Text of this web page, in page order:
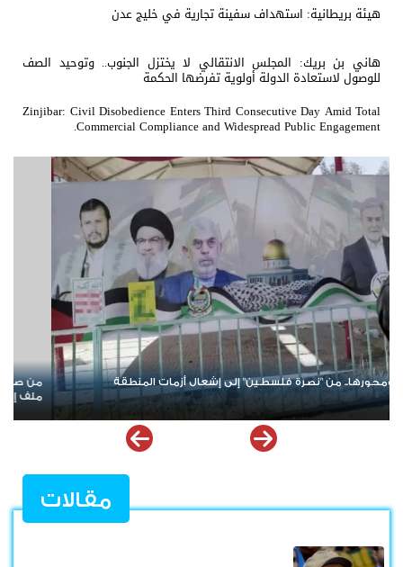
هيئة بريطانية: استهداف سفينة تجارية في خليج عدن
هاني بن بريك: المجلس الانتقالي لا يختزل الجنوب.. وتوحيد الصف
للوصول لاستعادة الدولة أولوية تفرضها الحكمة
Zinjibar: Civil Disobedience Enters Third Consecutive Day Amid Total
Commercial Compliance and Widespread Public Engagement.
لا يقود الحل؟.. تحالف جديد في باب المندب يعيد فتح
التحالف العربي في اليمن
عودة المواجهة
تدخل أخطر
مقالات